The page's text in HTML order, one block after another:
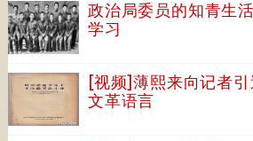
政治局委员的知青生
学习
[视频]薄熙来向记者
文革语言